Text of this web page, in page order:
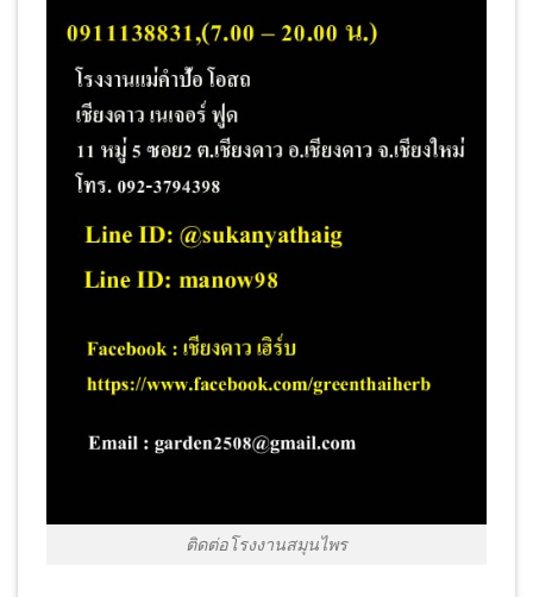
ติดต่อโรงงานสมุนไพร